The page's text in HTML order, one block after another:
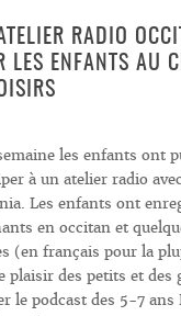
RADIO
LES ENFANTS AU
les enfants ont
à un atelier radio
Les enfants ont
en occitan et
(en français pour la
plaisir des petits et des
le podcast des 5-7 ans